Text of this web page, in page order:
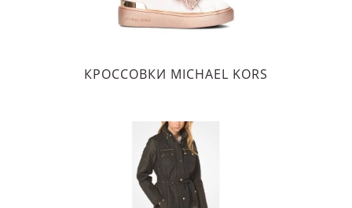
КРОССОВКИ MICHAEL KORS